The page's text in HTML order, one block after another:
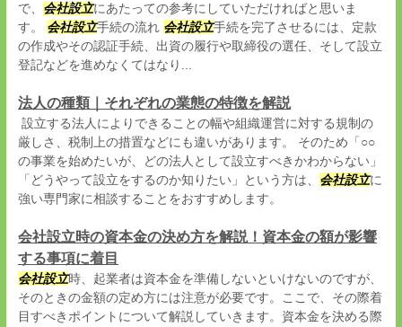
で、 会社設立にあたっての参考にしていただければと思いま
す。 会社設立手続の流れ 会社設立手続を完了させるには、定款
の作成やその認証手続、出資の履行や取締役の選任、そして設立
登記などを進めなくてはなり...
法人の種類｜それぞれの業態の特徴を解説
設立する法人によりできることの幅や組織運営に対する規制の
厳しさ、税制上の措置などにも違いがあります。 そのため「○○
の事業を始めたいが、どの法人として設立すべきかわからない」
「どうやって設立をするのか知りたい」という方は、 会社設立に
強い専門家に相談することをおすすめします。
会社設立時の資本金の決め方を解説！資本金の額が影響
する事項に着目
会社設立時、起業者は資本金を準備しないといけないのですが、
そのときの金額の定め方には注意が必要です。ここで、その際着
目すべきポイントについて解説していきます。資本金を決める際